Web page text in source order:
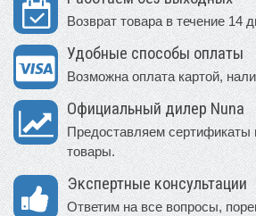
Возврат товара в течение 14
Удобные способы оплаты
Возможна оплата картой,
Официальный дилер Nuna
Предоставляем сертификаты
товары.
Экспертные консультации
Ответим на все вопросы,